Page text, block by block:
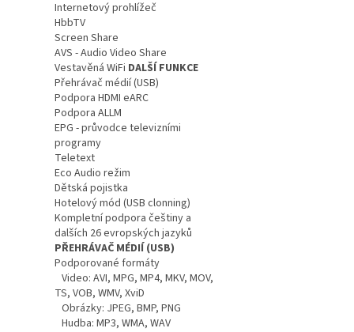
Internetový prohlížeč
HbbTV
Screen Share
AVS - Audio Video Share
Vestavěná WiFi DALŠÍ FUNKCE
Přehrávač médií (USB)
Podpora HDMI eARC
Podpora ALLM
EPG - průvodce televizními
programy
Teletext
Eco Audio režim
Dětská pojistka
Hotelový mód (USB clonning)
Kompletní podpora češtiny a
dalších 26 evropských jazyků
PŘEHRÁVAČ MÉDIÍ (USB)
Podporované formáty
Video: AVI, MPG, MP4, MKV, MOV,
TS, VOB, WMV, XviD
Obrázky: JPEG, BMP, PNG
Hudba: MP3, WMA, WAV